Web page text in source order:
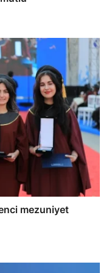
mezuniyet